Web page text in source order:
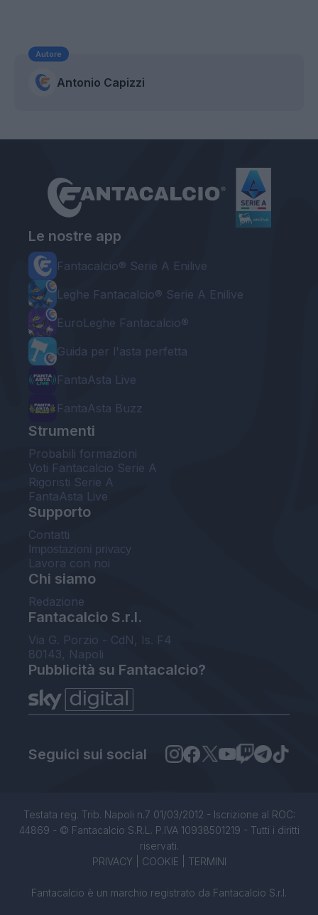
Autore
Antonio Capizzi
Le nostre app
Fantacalcio® Serie A Enilive
Leghe Fantacalcio® Serie A Enilive
EuroLeghe Fantacalcio®
Guida per l'asta perfetta
FantaAsta Live
FantaAsta Buzz
Strumenti
Probabili formazioni
Voti Fantacalcio Serie A
Rigoristi Serie A
FantaAsta Live
Supporto
Contatti
Impostazioni privacy
Lavora con noi
Chi siamo
Redazione
Fantacalcio S.r.l.
Via G. Porzio - CdN, Is. F4
80143, Napoli
Pubblicità su Fantacalcio?
Seguici sui social
Testata reg. Trib. Napoli n.7 01/03/2012 - Iscrizione al ROC:
44869 - © Fantacalcio S.R.L. P.IVA 10938501219 - Tutti i diritti
riservati.
PRIVACY| COOKIE TERMINI
Fantacalcio è un marchio registrato da Fantacalcio S.r.l.